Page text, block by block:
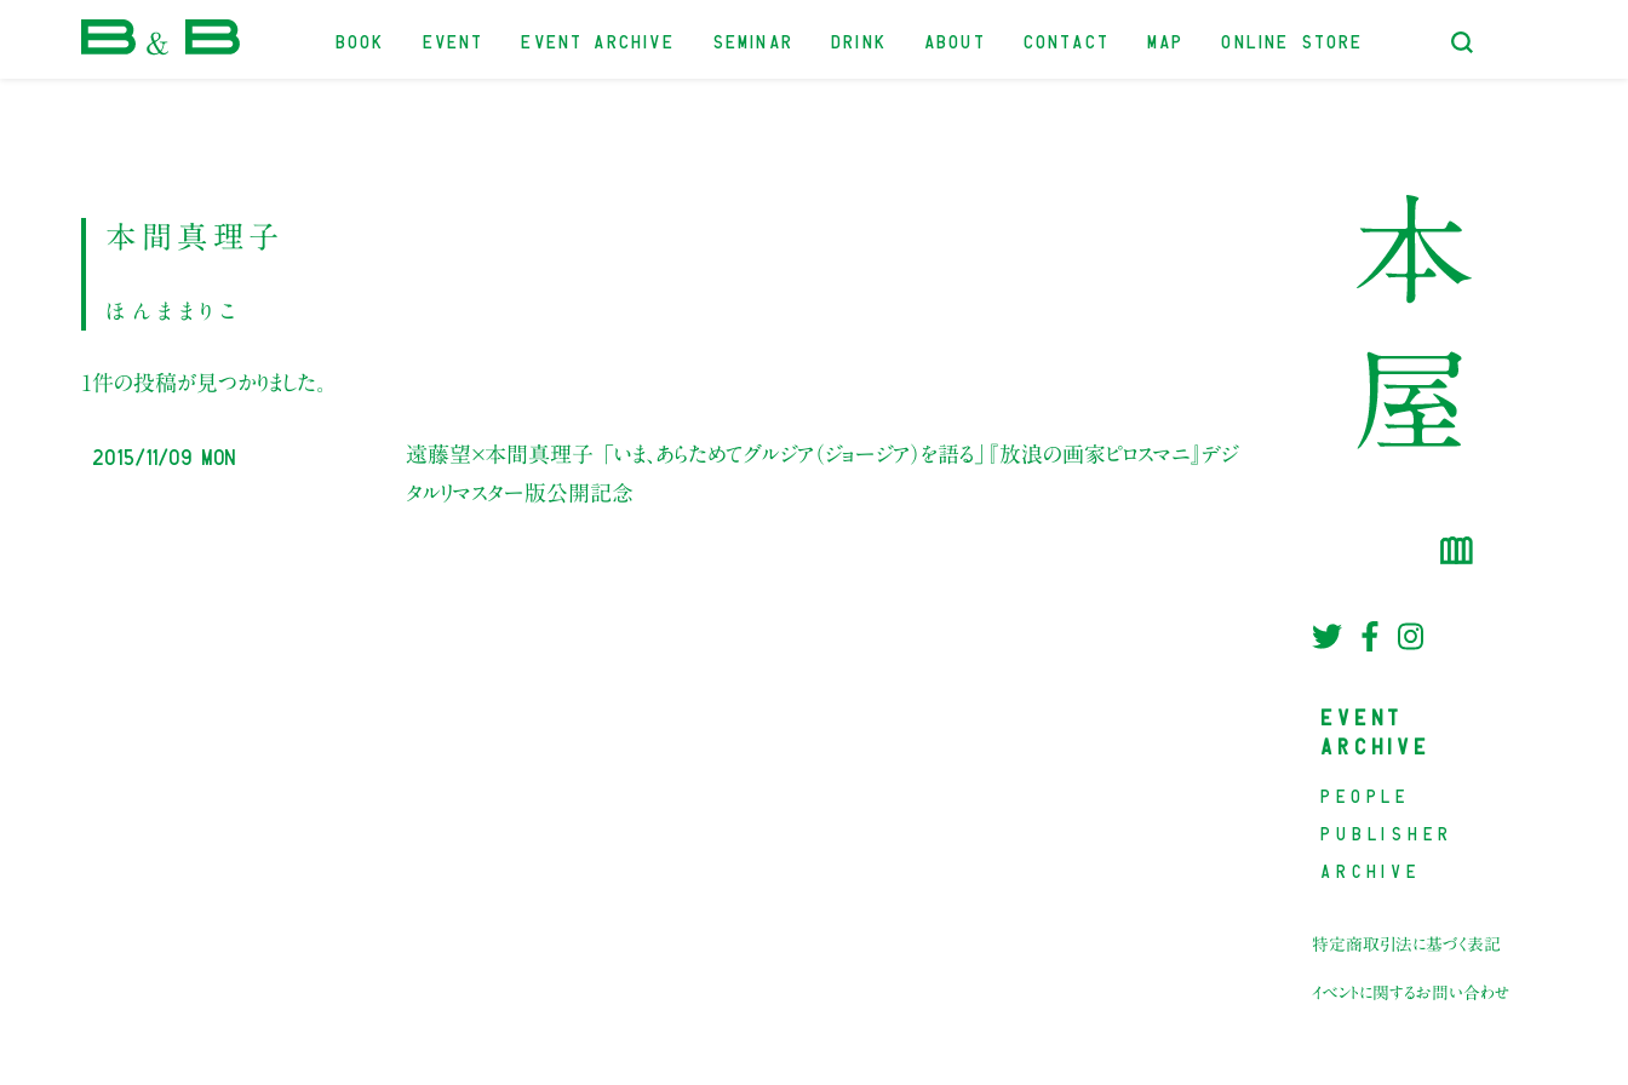
BOOK EVENT EVENT ARCHIVE SEMINAR DRINK ABOUT CONTACT MAP ONLINE STORE
本間真理子
ほんままりこ
1件の投稿が見つかりました。
2015/11/09 Mon 遠藤望×本間真理子 「いま、あらためてグルジア（ジョージア）を語る」
『放浪の画家ピロスマニ』デジ
タルリマスター版公開記念
EVENT
ARCHIVE
PEOPLE
PUBLISHER
ARCHIVE
特定商取引法に基づく表記
イベントに関するお問い合わせ